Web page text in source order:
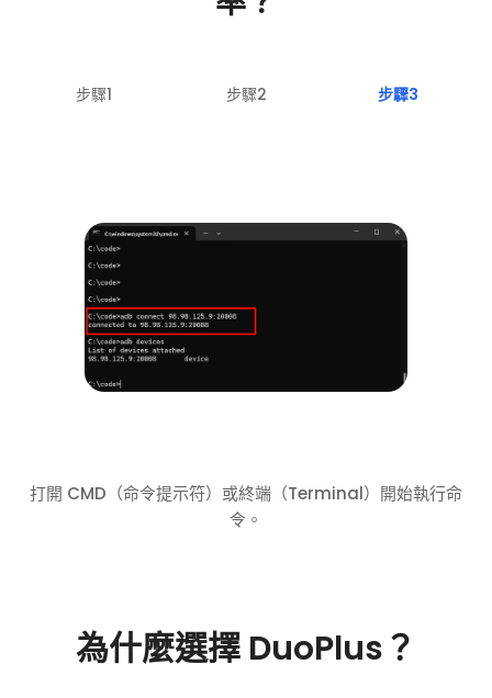
步驟1 步驟2 步驟3
打開 CMD（命令提示符）或終端（Terminal）開始執行命
令。
為什麼選擇 DuoPlus？